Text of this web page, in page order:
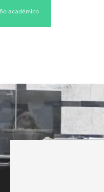
académico